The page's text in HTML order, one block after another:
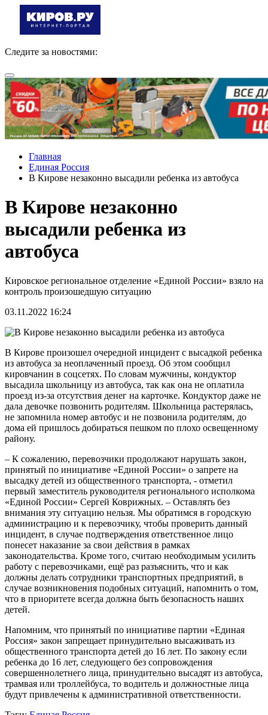
Следите за новостями:
Главная
Единая Россия
В Кирове незаконно высадили ребенка из автобуса
В Кирове незаконно
высадили ребенка из
автобуса
Кировское региональное отделение «Единой России» взяло на
контроль произошедшую ситуацию
03.11.2022 16:24
В Кирове произошел очередной инцидент с высадкой ребенка
из автобуса за неоплаченный проезд. Об этом сообщил
кировчанин в соцсетях. По словам мужчины, кондуктор
высадила школьницу из автобуса, так как она не оплатила
проезд из-за отсутствия денег на карточке. Кондуктор даже не
дала девочке позвонить родителям. Школьница растерялась,
не запомнила номер автобус и не позвонила родителям, до
дома ей пришлось добираться пешком по плохо освещенному
району.
– К сожалению, перевозчики продолжают нарушать закон,
принятый по инициативе «Единой России» о запрете на
высадку детей из общественного транспорта, - отметил
первый заместитель руководителя регионального исполкома
«Единой России» Сергей Коврижных. – Оставлять без
внимания эту ситуацию нельзя. Мы обратимся в городскую
администрацию и к перевозчику, чтобы проверить данный
инцидент, в случае подтверждения ответственное лицо
понесет наказание за свои действия в рамках
законодательства. Кроме того, считаю необходимым усилить
работу с перевозчиками, ещё раз разъяснить, что и как
должны делать сотрудники транспортных предприятий, в
случае возникновения подобных ситуаций, напомнить о том,
что в приоритете всегда должна быть безопасность наших
детей.
Напомним, что принятый по инициативе партии «Единая
Россия» закон запрещает принудительно высаживать из
общественного транспорта детей до 16 лет. По закону если
ребенка до 16 лет, следующего без сопровождения
совершеннолетнего лица, принудительно высадят из автобуса,
трамвая или троллейбуса, то водитель и должностные лица
будут привлечены к административной ответственности.